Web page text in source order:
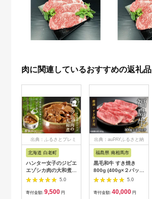
肉に関連しているおすすめの返礼品
出典：ふるさとプレミ
北海道 白老町
ハンター女子のジビエ
エゾシカ肉の大和煮 6
缶セット AI0335.0
寄付金額: 9,500 円
出典：auPAYふるさと納
福島県 南相馬市
黒毛和牛 すき焼き
800g (400g×２パッ
ク) 福島牛 | 国産 肉
和牛 牛肉 霜降り 赤身
お肉 ギフト お取り寄
5.0
寄付金額: 40,000 円